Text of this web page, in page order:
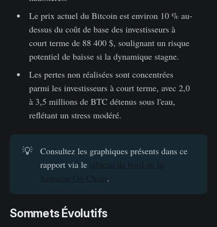
Le prix actuel du Bitcoin est environ 10 % au-
dessus du coût de base des investisseurs à
court terme de 88 400 $, soulignant un risque
potentiel de baisse si la dynamique stagne.
Les pertes non réalisées sont concentrées
parmi les investisseurs à court terme, avec 2,0
à 3,5 millions de BTC détenus sous l'eau,
reflétant un stress modéré.
💡
Consultez les graphiques présents dans ce
rapport via le tableau de bord de la
Semaine On-Chain.
Sommets Évolutifs